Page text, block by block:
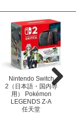
Nintendo Switch
2（日本語・国内専
用） Pokémon
LEGENDS Z-A
任天堂
PlayStation5 (CFI-
2000A)
ソニー